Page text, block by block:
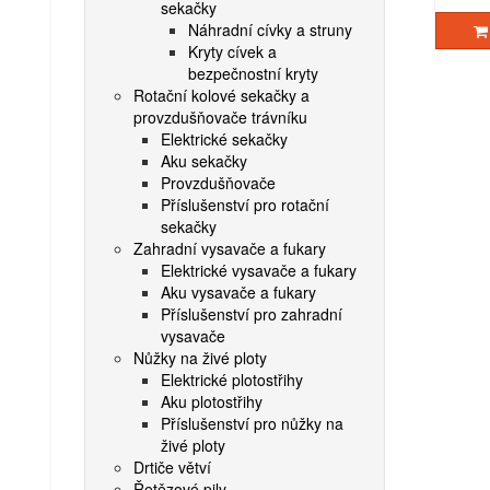
sekačky
Náhradní cívky a struny
Kryty cívek a
bezpečnostní kryty
Rotační kolové sekačky a
provzdušňovače trávníku
Elektrické sekačky
Aku sekačky
Provzdušňovače
Příslušenství pro rotační
sekačky
Zahradní vysavače a fukary
Elektrické vysavače a fukary
Aku vysavače a fukary
Příslušenství pro zahradní
vysavače
Nůžky na živé ploty
Elektrické plotostřihy
Aku plotostřihy
Příslušenství pro nůžky na
živé ploty
Drtiče větví